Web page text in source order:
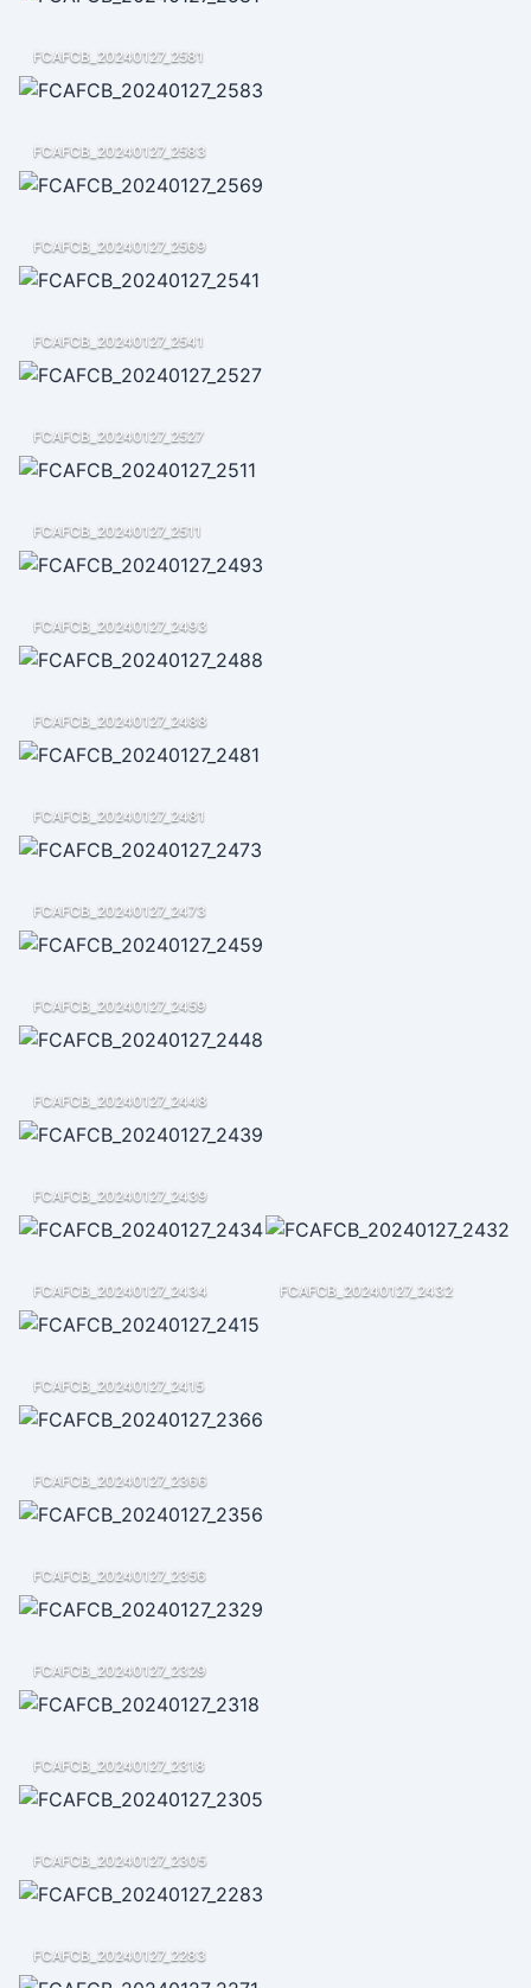
FCAFCB_20240127_2581
FCAFCB_20240127_2583
FCAFCB_20240127_2569
FCAFCB_20240127_2541
FCAFCB_20240127_2527
FCAFCB_20240127_2511
FCAFCB_20240127_2493
FCAFCB_20240127_2488
FCAFCB_20240127_2481
FCAFCB_20240127_2473
FCAFCB_20240127_2459
FCAFCB_20240127_2448
FCAFCB_20240127_2439
FCAFCB_20240127_2434 FCAFCB_20240127_2432
FCAFCB_20240127_2415
FCAFCB_20240127_2366
FCAFCB_20240127_2356
FCAFCB_20240127_2329
FCAFCB_20240127_2318
FCAFCB_20240127_2305
FCAFCB_20240127_2283